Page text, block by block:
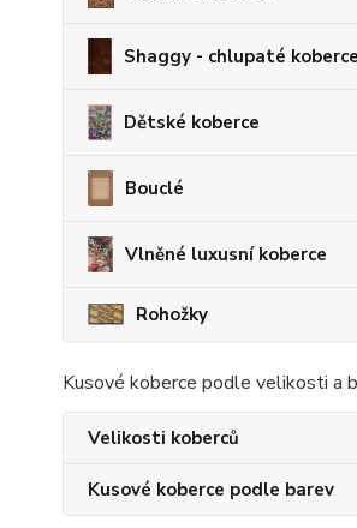
Shaggy - chlupaté koberce
Dětské koberce
Bouclé
Vlněné luxusní koberce
Rohožky
Kusové koberce podle velikosti a
Velikosti koberců
Kusové koberce podle barev